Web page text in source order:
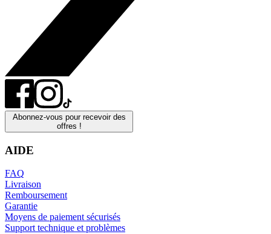
Abonnez-vous pour recevoir des
offres !
AIDE
FAQ
Livraison
Remboursement
Garantie
Moyens de paiement sécurisés
Support technique et problèmes